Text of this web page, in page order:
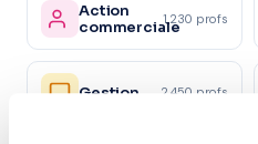
Action
commerciale1 230 profs
Gestion 2 450 profs